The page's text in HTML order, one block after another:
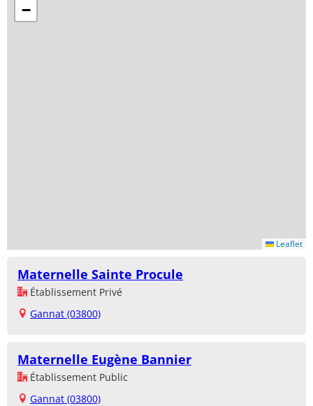
−
Leaflet
Maternelle Sainte Procule
Établissement Privé
Gannat (03800)
Maternelle Eugène Bannier
Établissement Public
Gannat (03800)